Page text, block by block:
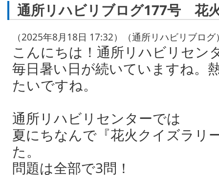
通所リハビリブログ177号 花
（2025年8月18日 17:32）（通所リハビリブログ
こんにちは！通所リハビリセン
毎日暑い日が続いていますね。
たいですね。
通所リハビリセンターでは
夏にちなんで『花火クイズラリ
た。
問題は全部で3問！